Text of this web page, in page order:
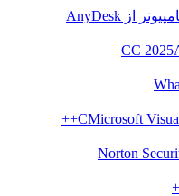
ازAnyDesk
Microsoft
Norton